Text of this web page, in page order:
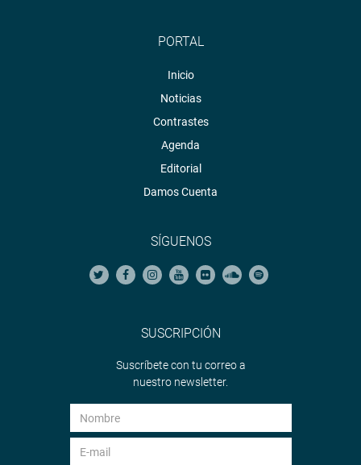
PORTAL
Inicio
Noticias
Contrastes
Agenda
Editorial
Damos Cuenta
SÍGUENOS
SUSCRIPCIÓN
Suscríbete con tu correo a
nuestro newsletter.